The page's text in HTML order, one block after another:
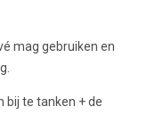
mag gebruiken en
bij te tanken + de